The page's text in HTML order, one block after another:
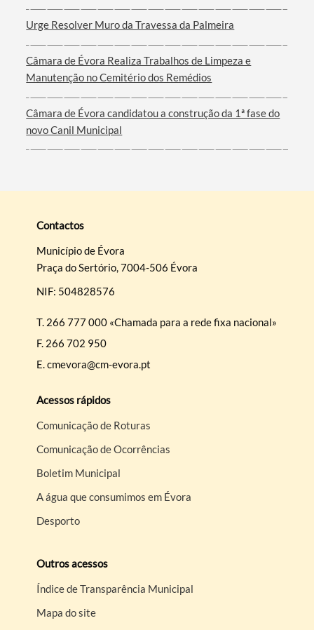
Urge Resolver Muro da Travessa da Palmeira
Câmara de Évora Realiza Trabalhos de Limpeza e
Manutenção no Cemitério dos Remédios
Câmara de Évora candidatou a construção da 1ª fase do
novo Canil Municipal
Contactos
Município de Évora
Praça do Sertório, 7004-506 Évora
NIF: 504828576
T. 266 777 000 «Chamada para a rede fixa nacional»
F. 266 702 950
E.cmevora@cm-evora.pt
Acessos rápidos
Comunicação de Roturas
Comunicação de Ocorrências
Boletim Municipal
A água que consumimos em Évora
Desporto
Outros acessos
Índice de Transparência Municipal
Mapa do site